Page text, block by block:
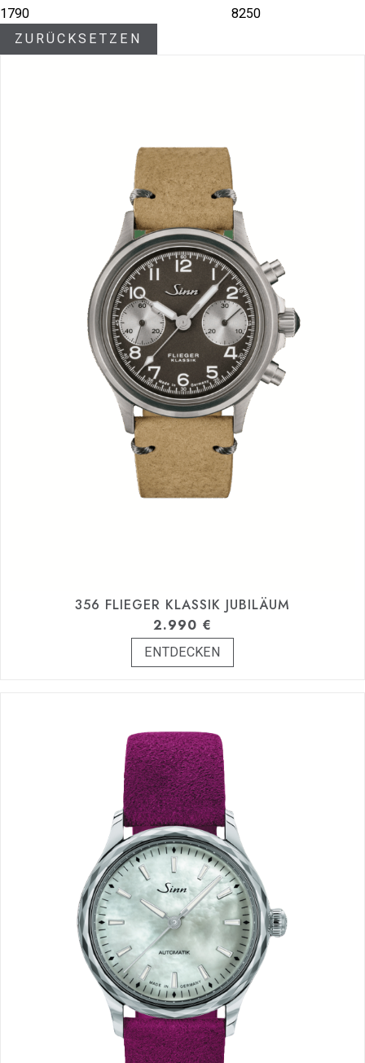
1790
8250
ZURÜCKSETZEN
356 FLIEGER KLASSIK JUBILÄUM
2.990 €
ENTDECKEN